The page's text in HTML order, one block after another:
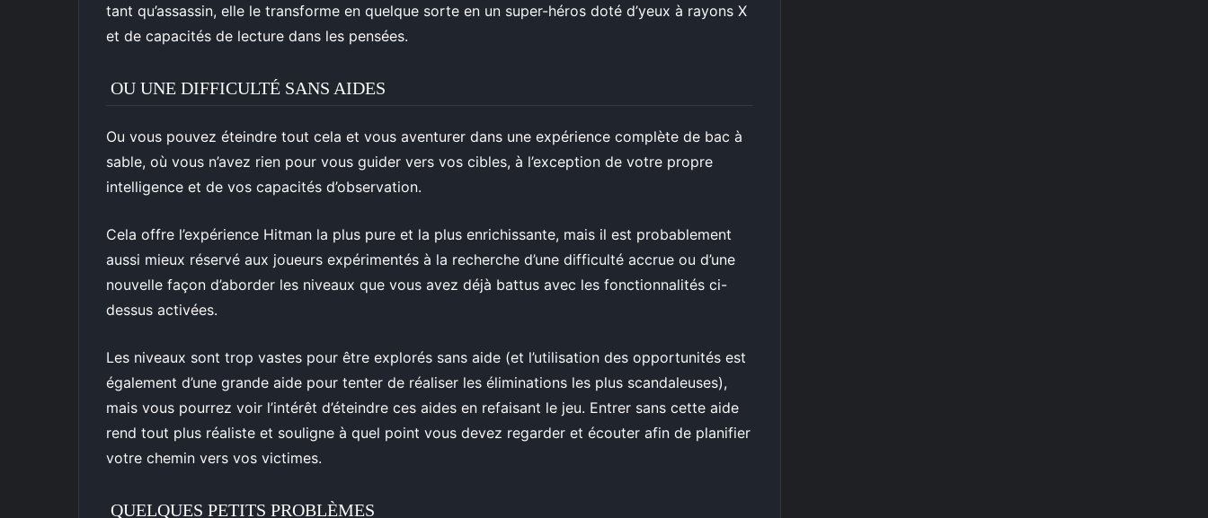
tant qu’assassin, elle le transforme en quelque sorte en un super-héros doté d’yeux à rayons X
et de capacités de lecture dans les pensées.
OU UNE DIFFICULTÉ SANS AIDES
Ou vous pouvez éteindre tout cela et vous aventurer dans une expérience complète de bac à
sable, où vous n’avez rien pour vous guider vers vos cibles, à l’exception de votre propre
intelligence et de vos capacités d’observation.
Cela offre l’expérience Hitman la plus pure et la plus enrichissante, mais il est probablement
aussi mieux réservé aux joueurs expérimentés à la recherche d’une difficulté accrue ou d’une
nouvelle façon d’aborder les niveaux que vous avez déjà battus avec les fonctionnalités ci-
dessus activées.
Les niveaux sont trop vastes pour être explorés sans aide (et l’utilisation des opportunités est
également d’une grande aide pour tenter de réaliser les éliminations les plus scandaleuses),
mais vous pourrez voir l’intérêt d’éteindre ces aides en refaisant le jeu. Entrer sans cette aide
rend tout plus réaliste et souligne à quel point vous devez regarder et écouter afin de planifier
votre chemin vers vos victimes.
QUELQUES PETITS PROBLÈMES